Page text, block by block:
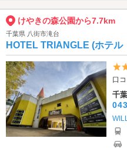
けやきの森公園から7.7km
千葉県 八街市滝台
HOTEL TRIANGLE (ホテル
口
千